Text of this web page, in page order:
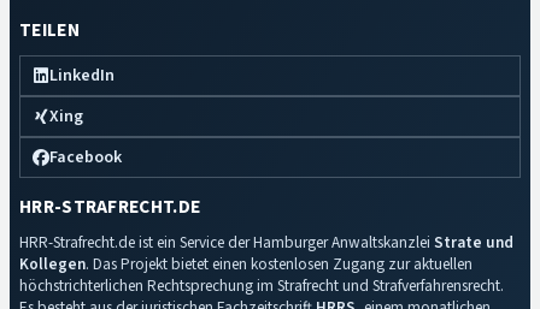
TEILEN
LinkedIn
Xing
Facebook
HRR-STRAFRECHT.DE
HRR-Strafrecht.de ist ein Service der Hamburger Anwaltskanzlei Strate und
Kollegen. Das Projekt bietet einen kostenlosen Zugang zur aktuellen
höchstrichterlichen Rechtsprechung im Strafrecht und Strafverfahrensrecht.